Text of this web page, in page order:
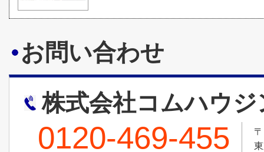
お問い合わせ
株式会社コムハウジ
0120-469-455